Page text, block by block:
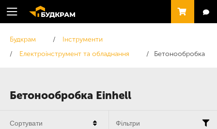
Бетонообробка Einhell
Будкрам
Інструменти
Електроінструмент та обладнання
Бетонообробка
Сортувати Фільтри